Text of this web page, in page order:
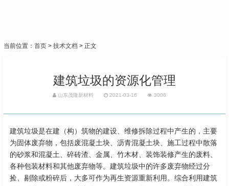
当前位置： 首页 > 技术文档 > 正文
建筑垃圾的资源化管理
山东茂隆新材料 2021-03-16 3006
建筑垃圾是在建（构）筑物的建设、维修拆除过程中产生的，主要
为固体废弃物，包括废混凝土块、沥青混凝土块、施工过程中散落
的砂浆和混凝土、碎砖渣、金属、竹木材、装饰装修产生的废料、
各种包装材料和其他废弃物等。建筑垃圾中的许多废弃物经过分
捡、剔除或粉碎后，大多可作为再生资源重新利用。综合利用建筑